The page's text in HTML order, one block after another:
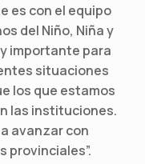
es con el equipo
del Niño, Niña y
importante para
situaciones
los que estamos
las instituciones.
avanzar con
provinciales”.